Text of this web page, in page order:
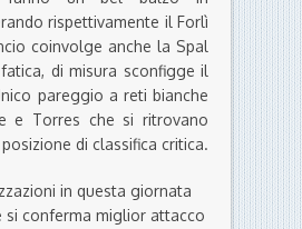
rispettivamente il Forlì
coinvolge anche la Spal
di misura sconfigge il
pareggio a reti bianche
e Torres che si ritrovano
di classifica critica.
in questa giornata
si conferma miglior attacco